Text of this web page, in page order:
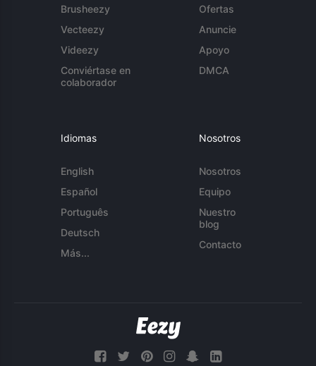
Brusheezy
Vecteezy
Videezy
Conviértase en
colaborador
Ofertas
Anuncie
Apoyo
DMCA
Idiomas
English
Español
Português
Deutsch
Más...
Nosotros
Nosotros
Equipo
Nuestro
blog
Contacto